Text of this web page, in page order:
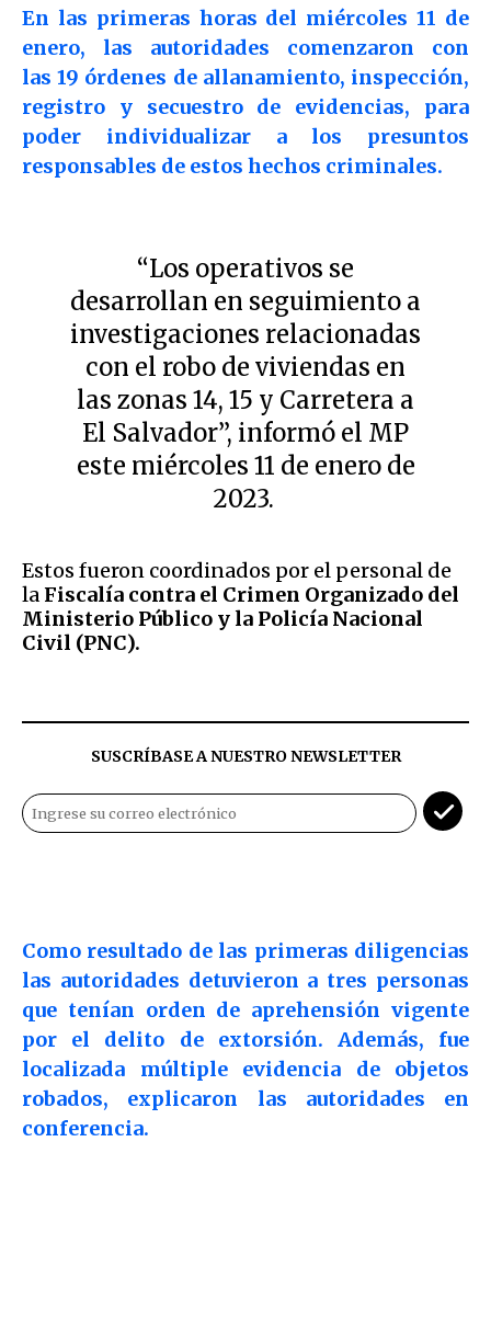
En las primeras horas del miércoles 11 de
enero, las autoridades comenzaron con
las 19 órdenes de allanamiento, inspección,
registro y secuestro de evidencias, para
poder individualizar a los presuntos
responsables de estos hechos criminales.
“Los operativos se
desarrollan en seguimiento a
investigaciones relacionadas
con el robo de viviendas en
las zonas 14, 15 y Carretera a
El Salvador”, informó el MP
este miércoles 11 de enero de
2023.
Estos fueron coordinados por el personal de
la Fiscalía contra el Crimen Organizado del
Ministerio Público y la Policía Nacional
Civil (PNC).
SUSCRÍBASE A NUESTRO NEWSLETTER
Como resultado de las primeras diligencias
las autoridades detuvieron a tres personas
que tenían orden de aprehensión vigente
por el delito de extorsión. Además, fue
localizada múltiple evidencia de objetos
robados, explicaron las autoridades en
conferencia.